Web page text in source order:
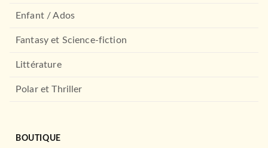
Enfant / Ados
Fantasy et Science-fiction
Littérature
Polar et Thriller
BOUTIQUE